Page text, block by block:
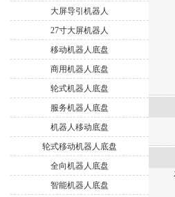
大屏导引机器人
27寸大屏机器人
移动机器人底盘
商用机器人底盘
轮式机器人底盘
服务机器人底盘
机器人移动底盘
轮式移动机器人底盘
全向机器人底盘
智能机器人底盘